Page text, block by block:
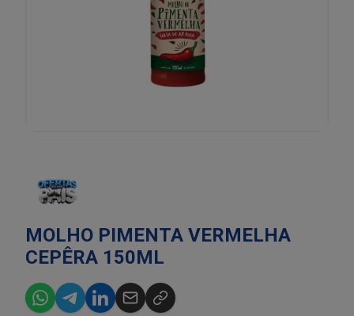
MOLHO PIMENTA VERMELHA
CEPÊRA 150ML